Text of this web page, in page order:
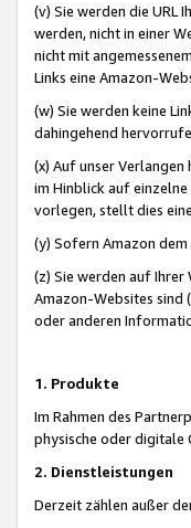
(v) Sie werden die URL
werden, nicht in einer
nicht mit
Links eine Amazon-
(w) Sie werden keine
dahingehend
(x) Auf unser
im Hinblick auf
vorlegen, stellt dies
(y) Sofern Amazon
(z) Sie werden auf
Amazon-Websites sind
oder anderen
1. Produkte
Im Rahmen des
physische oder digitale
2. Dienstleistungen
Derzeit zählen außer